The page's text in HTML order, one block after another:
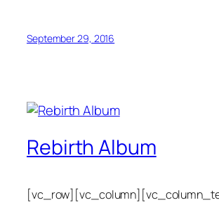
September 29, 2016
Rebirth Album